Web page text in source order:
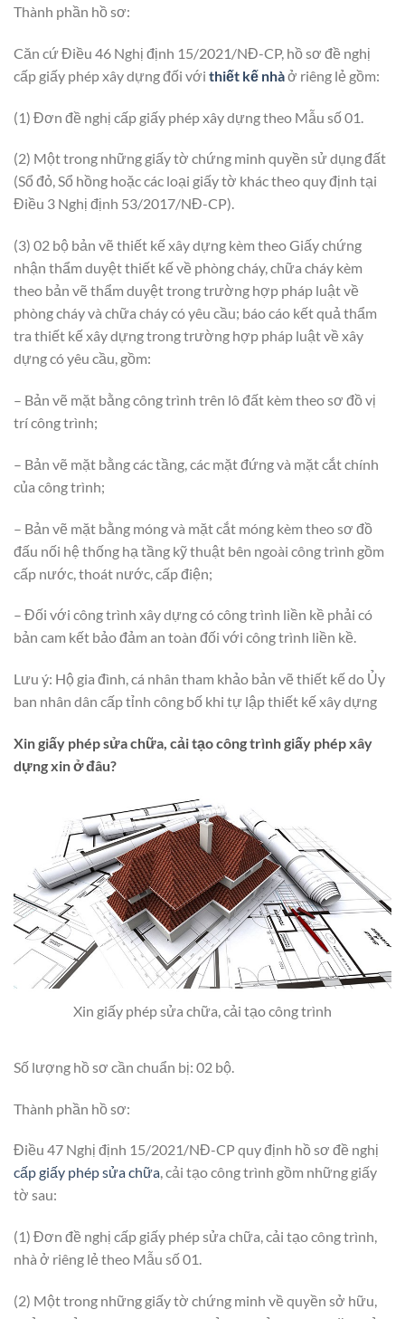
Thành phần hồ sơ:
Căn cứ Điều 46 Nghị định 15/2021/NĐ-CP, hồ sơ đề nghị
cấp giấy phép xây dựng đối với thiết kế nhàở riêng lẻ gồm:
(1) Đơn đề nghị cấp giấy phép xây dựng theo Mẫu số 01.
(2) Một trong những giấy tờ chứng minh quyền sử dụng đất
(Sổ đỏ, Sổ hồng hoặc các loại giấy tờ khác theo quy định tại
Điều 3 Nghị định 53/2017/NĐ-CP).
(3) 02 bộ bản vẽ thiết kế xây dựng kèm theo Giấy chứng
nhận thẩm duyệt thiết kế về phòng cháy, chữa cháy kèm
theo bản vẽ thẩm duyệt trong trường hợp pháp luật về
phòng cháy và chữa cháy có yêu cầu; báo cáo kết quả thẩm
tra thiết kế xây dựng trong trường hợp pháp luật về xây
dựng có yêu cầu, gồm:
– Bản vẽ mặt bằng công trình trên lô đất kèm theo sơ đồ vị
trí công trình;
– Bản vẽ mặt bằng các tầng, các mặt đứng và mặt cắt chính
của công trình;
– Bản vẽ mặt bằng móng và mặt cắt móng kèm theo sơ đồ
đấu nối hệ thống hạ tầng kỹ thuật bên ngoài công trình gồm
cấp nước, thoát nước, cấp điện;
– Đối với công trình xây dựng có công trình liền kề phải có
bản cam kết bảo đảm an toàn đối với công trình liền kề.
Lưu ý: Hộ gia đình, cá nhân tham khảo bản vẽ thiết kế do Ủy
ban nhân dân cấp tỉnh công bố khi tự lập thiết kế xây dựng
Xin giấy phép sửa chữa, cải tạo công trìnhgiấy phép xây
dựng xin ở đâu?
Xin giấy phép sửa chữa, cải tạo công trình
Số lượng hồ sơ cần chuẩn bị: 02 bộ.
Thành phần hồ sơ:
Điều 47 Nghị định 15/2021/NĐ-CP quy định hồ sơ đề nghị
cấp giấy phép sửa chữa, cải tạo công trình gồm những giấy
tờ sau:
(1) Đơn đề nghị cấp giấy phép sửa chữa, cải tạo công trình,
nhà ở riêng lẻ theo Mẫu số 01.
(2) Một trong những giấy tờ chứng minh về quyền sở hữu,